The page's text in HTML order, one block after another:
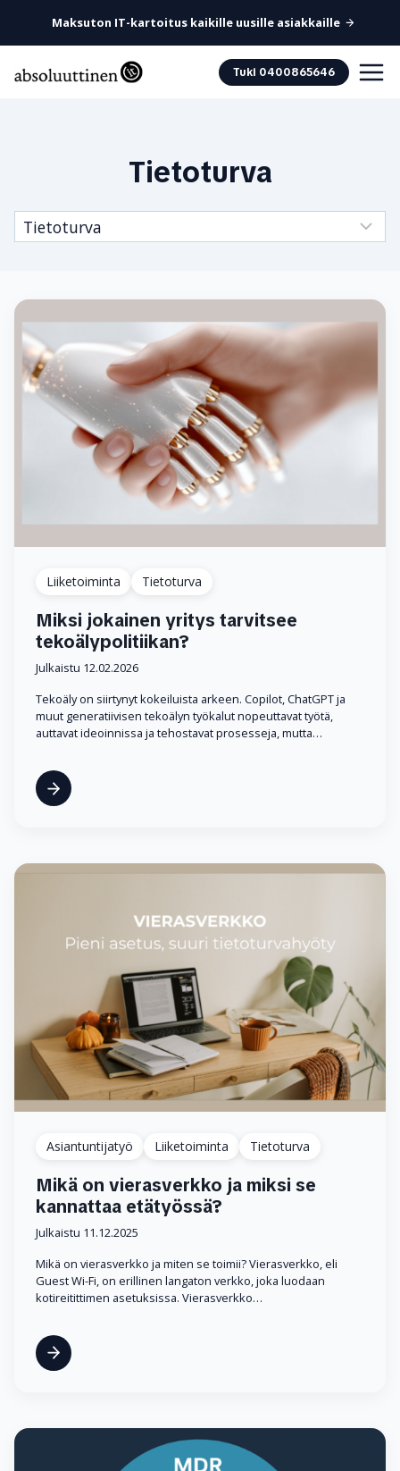
Maksuton IT-kartoitus kaikille uusille asiakkaille
sisältöön
Tuki 0400865646
Tietoturva
Kategoriat
Liiketoiminta Tietoturva
Miksi jokainen yritys tarvitsee
tekoälypolitiikan?
Julkaistu 12.02.2026
Tekoäly on siirtynyt kokeiluista arkeen. Copilot, ChatGPT ja
muut generatiivisen tekoälyn työkalut nopeuttavat työtä,
auttavat ideoinnissa ja tehostavat prosesseja, mutta…
Asiantuntijatyö Liiketoiminta Tietoturva
Mikä on vierasverkko ja miksi se
kannattaa etätyössä?
Julkaistu 11.12.2025
Mikä on vierasverkko ja miten se toimii? Vierasverkko, eli
Guest Wi-Fi, on erillinen langaton verkko, joka luodaan
kotireitittimen asetuksissa. Vierasverkko…